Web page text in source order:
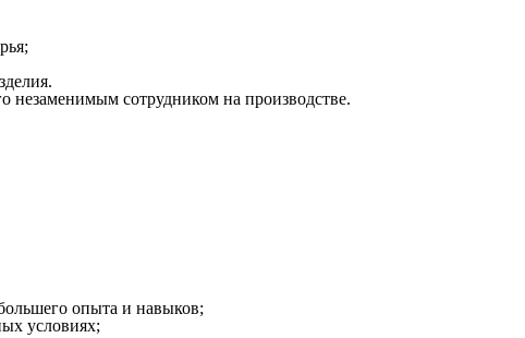
незаменимым сотрудником на производстве.
опыта и навыков;
условиях;